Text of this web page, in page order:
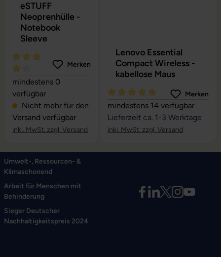
eSTUFF
Neoprenhülle -
Notebook
Sleeve
Durchschnittliche Bewertung von 4.24 von 5 Sternen
Merken
mindestens 0
verfügbar
Nicht mehr für den
Versand verfügbar
inkl. MwSt. zzgl. Versand
Lenovo Essential
Compact Wireless -
kabellose Maus
Durchschnittliche Bewertung
Merken
mindestens 14 verfügbar
Lieferzeit ca. 1-3 Werktage
inkl. MwSt. zzgl. Versand
Umwelt-, Ressourcen- &
Klimaschonend
Arbeit für Menschen mit
Behinderung
Sieger Deutscher
Nachhaltigkeitspreis 2024